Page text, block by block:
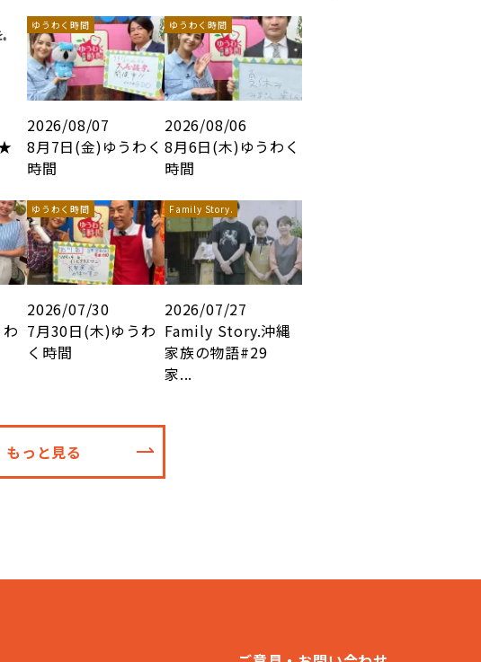
ゆうわく時間
2026/08/07
8月7日(金)ゆうわく
時間
ゆうわく時間
2026/08/06
8月6日(木)ゆうわく
時間
ゆうわく時間
2026/07/30
7月30日(木)ゆうわ
く時間
Family Story.
2026/07/27
Family Story.沖縄
家族の物語#29
家...
もっと見る